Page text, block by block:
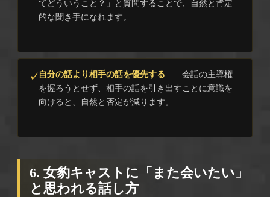
てどういうこと？」と質問することで、自然と肯定
的な聞き手になれます。
自分の話より相手の話を優先する——会話の主導権
を握ろうとせず、相手の話を引き出すことに意識を
向けると、自然と否定が減ります。
6. 女豹キャストに「また会いたい」
と思われる話し方